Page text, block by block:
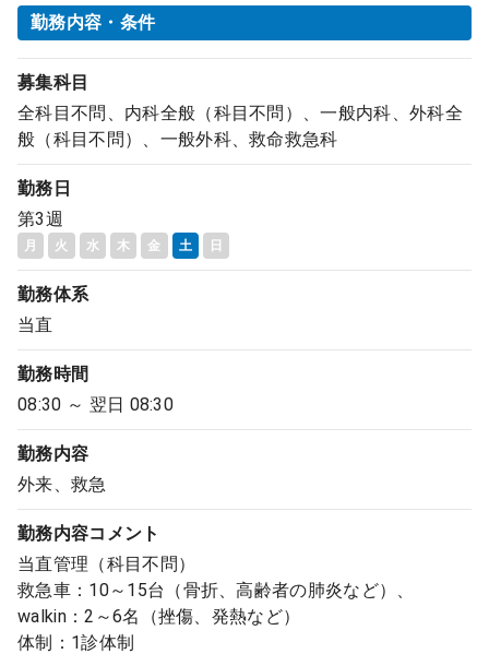
勤務内容・条件
募集科目
全科目不問、内科全般（科目不問）、一般内科、外科全
般（科目不問）、一般外科、救命救急科
勤務日
第3週
月 火 水 木 金 土 日
勤務体系
当直
勤務時間
08:30 ～ 翌日 08:30
勤務内容
外来、救急
勤務内容コメント
当直管理（科目不問）
救急車：10～15台（骨折、高齢者の肺炎など）、
walkin：2～6名（挫傷、発熱など）
体制：1診体制